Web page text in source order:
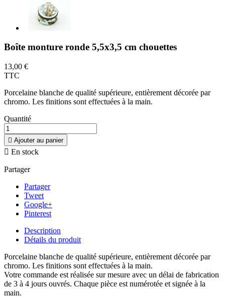
Boîte monture ronde 5,5x3,5 cm chouettes
13,00 €
TTC
Porcelaine blanche de qualité supérieure, entièrement décorée par
chromo. Les finitions sont effectuées à la main.
Quantité
 Ajouter au panier
 En stock
Partager
Partager
Tweet
Google+
Pinterest
Description
Détails du produit
Porcelaine blanche de qualité supérieure, entièrement décorée par
chromo. Les finitions sont effectuées à la main.
Votre commande est réalisée sur mesure avec un délai de fabrication
de 3 à 4 jours ouvrés. Chaque pièce est numérotée et signée à la
main.